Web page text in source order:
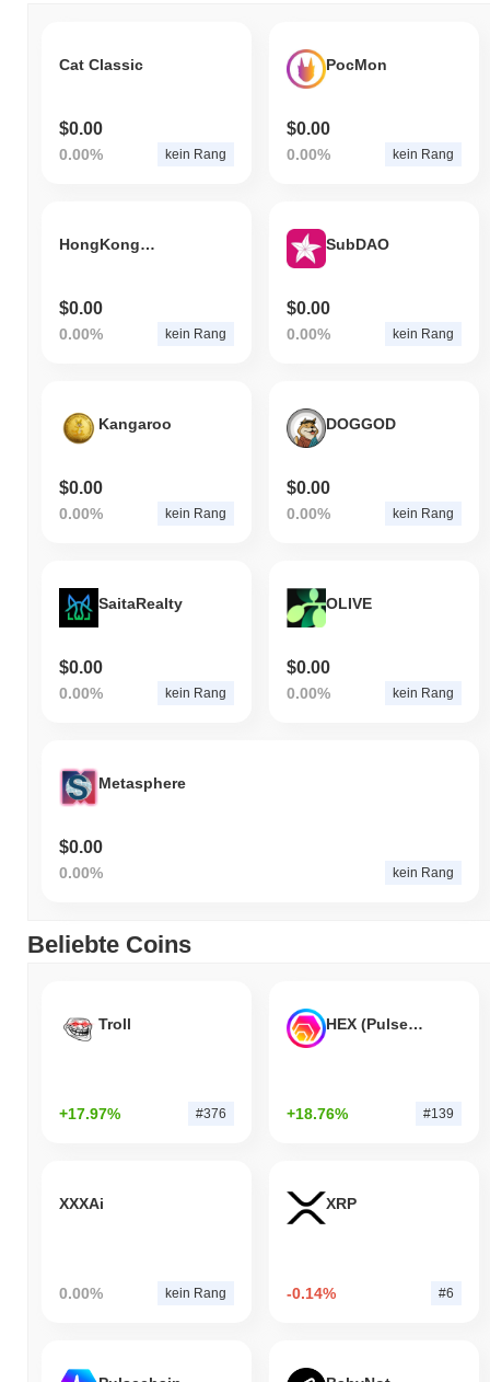
Cat Classic
$0.00
0.00% kein Rang
PocMon
$0.00
0.00% kein Rang
HongKongBaby
$0.00
0.00% kein Rang
SubDAO
$0.00
0.00% kein Rang
Kangaroo
$0.00
0.00% kein Rang
DOGGOD
$0.00
0.00% kein Rang
SaitaRealty
$0.00
0.00% kein Rang
OLIVE
$0.00
0.00% kein Rang
Metasphere
$0.00
0.00% kein Rang
Beliebte Coins
Troll
+17.97% #376
HEX (Pulsechain)
+18.76% #139
XXXAi
0.00% kein Rang
XRP
-0.14% #6